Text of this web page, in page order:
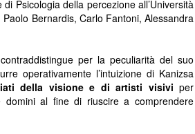
Psicologia della percezione all’Università
Bernardis, Carlo Fantoni, Alessandra
per la peculiarità del suo
operativamente l’intuizione di Kanizsa
della visione e di artisti visivi per
al fine di riuscire a comprendere